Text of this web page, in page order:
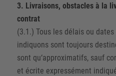
3. Livraisons, obstacles à la
contrat
(3.1.) Tous les délais ou
indiquons sont toujours
sont qu‘approximatifs, sauf
et écrite expressément